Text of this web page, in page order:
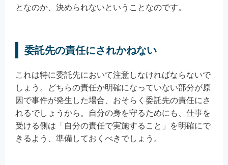
となのか、決められないということなのです。
委託先の責任にされかねない
これは特に委託先において注意しなければならないで
しょう。どちらの責任か明確になっていない部分が原
因で事件が発生した場合、おそらく委託先の責任にさ
れるでしょうから。自分の身を守るためにも、仕事を
受ける側は「自分の責任で実施すること」を明確にで
きるよう、準備しておくべきでしょう。